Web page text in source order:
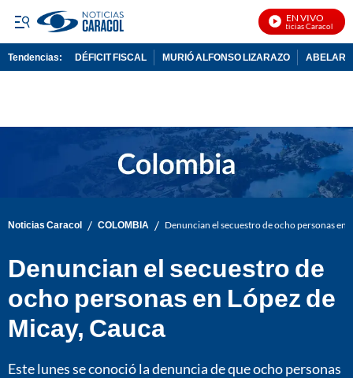
EN VIVO
Noticias Caracol En
Tendencias: DÉFICIT FISCAL MURIÓ ALFONSO LIZARAZO
Noticias Caracol / COLOMBIA / Denuncian el secuestro de ocho personas en
Denuncian el secuestro de
ocho personas en López de
Micay, Cauca
Este lunes se conoció la denuncia de que ocho personas